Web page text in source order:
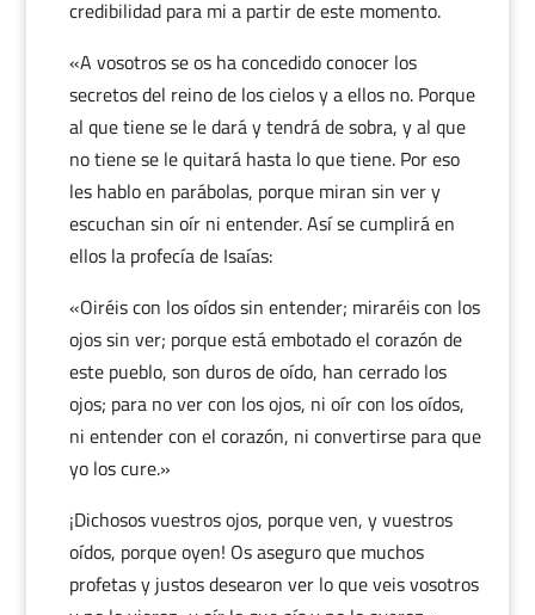
credibilidad para mi a partir de este momento.
«A vosotros se os ha concedido conocer los
secretos del reino de los cielos y a ellos no. Porque
al que tiene se le dará y tendrá de sobra, y al que
no tiene se le quitará hasta lo que tiene. Por eso
les hablo en parábolas, porque miran sin ver y
escuchan sin oír ni entender. Así se cumplirá en
ellos la profecía de Isaías:
«Oiréis con los oídos sin entender; miraréis con los
ojos sin ver; porque está embotado el corazón de
este pueblo, son duros de oído, han cerrado los
ojos; para no ver con los ojos, ni oír con los oídos,
ni entender con el corazón, ni convertirse para que
yo los cure.»
¡Dichosos vuestros ojos, porque ven, y vuestros
oídos, porque oyen! Os aseguro que muchos
profetas y justos desearon ver lo que veis vosotros